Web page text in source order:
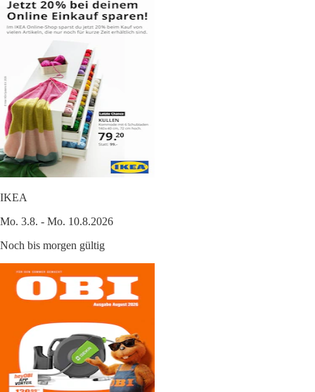
IKEA
Mo. 3.8. - Mo. 10.8.2026
Noch bis morgen gültig